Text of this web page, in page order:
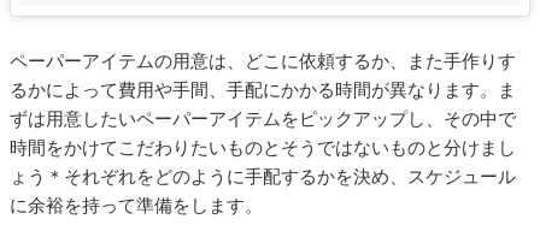
ペーパーアイテムの用意は、どこに依頼するか、また手作りす
るかによって費用や手間、手配にかかる時間が異なります。ま
ずは用意したいペーパーアイテムをピックアップし、その中で
時間をかけてこだわりたいものとそうではないものと分けまし
ょう＊それぞれをどのように手配するかを決め、スケジュール
に余裕を持って準備をします。